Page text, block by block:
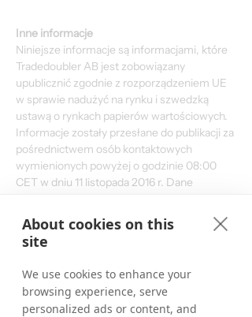
Inne informacje
Niniejsze informacje są informacjami, które
Tradedoubler AB jest zobowiązany
upublicznić zgodnie z rozporządzeniem UE
w sprawie nadużyć na rynku i szwedzką
ustawą o rynkach papierów wartościowych.
Informacje zostały przesłane do publikacji za
pośrednictwem osób kontaktowych
wymienionych powyżej o godzinie 08:00
CET w dniu 11 listopada 2016 r. Dane
odpowiednich okresów w 2015 r., chyba że
wskazano inaczej. Mogą wystąpić różnice w
zaokrągleniach.
Download the English Report
About cookies on this
site
We use cookies to enhance your
browsing experience, serve
personalized ads or content, and